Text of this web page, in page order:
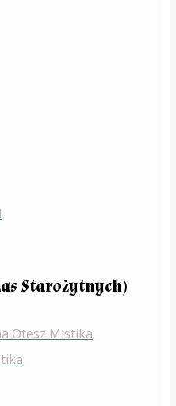
Starożytnych)
Otesz Mistika